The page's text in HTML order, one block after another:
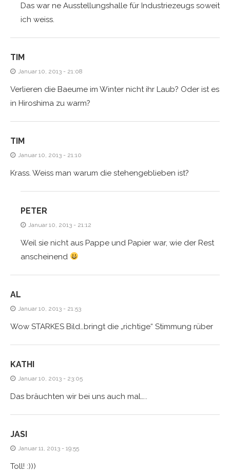
Das war ne Ausstellungshalle für Industriezeugs soweit
ich weiss.
TIM
Januar 10, 2013 - 21:08
Verlieren die Baeume im Winter nicht ihr Laub? Oder ist es
in Hiroshima zu warm?
TIM
Januar 10, 2013 - 21:10
Krass. Weiss man warum die stehengeblieben ist?
PETER
Januar 10, 2013 - 21:12
Weil sie nicht aus Pappe und Papier war, wie der Rest
anscheinend
AL
Januar 10, 2013 - 21:53
Wow STARKES Bild…bringt die „richtige“ Stimmung rüber
KATHI
Januar 10, 2013 - 23:05
Das bräuchten wir bei uns auch mal…..
JASI
Januar 11, 2013 - 19:55
Toll! :)))